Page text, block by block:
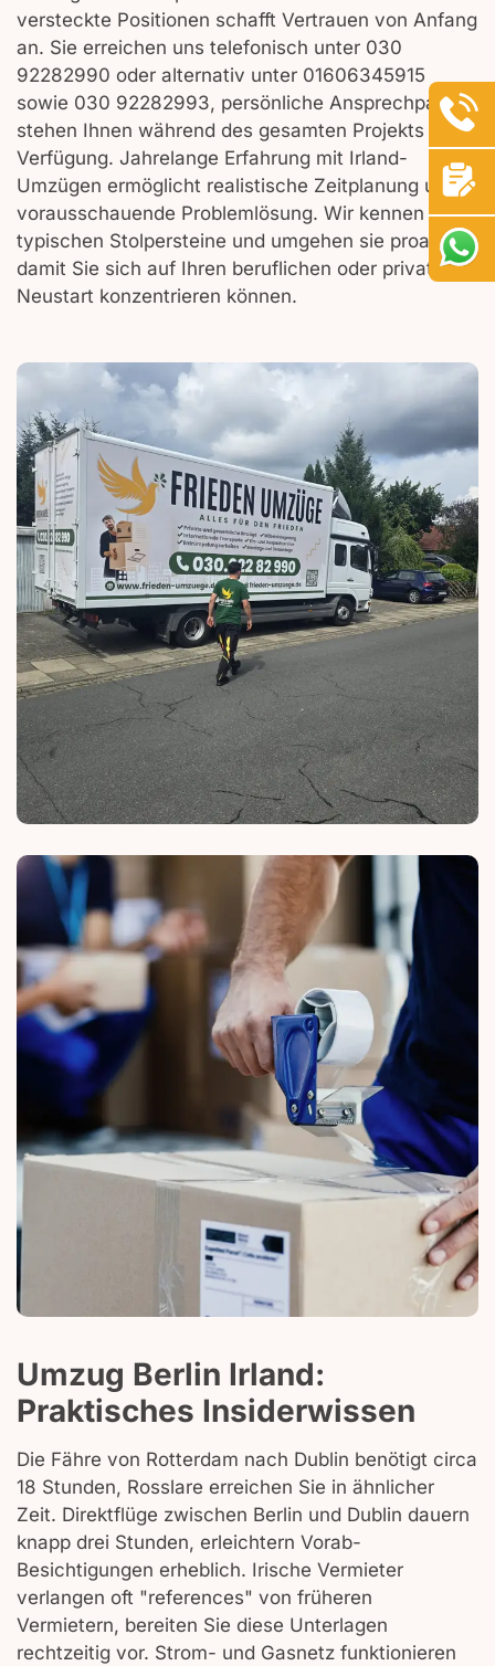
versteckte Positionen schafft Vertrauen von Anfang
an. Sie erreichen uns telefonisch unter 030
92282990 oder alternativ unter 01606345915
sowie 030 92282993, persönliche Ansprechpartner
stehen Ihnen während des gesamten Projekts zur
Verfügung. Jahrelange Erfahrung mit Irland-
Umzügen ermöglicht realistische Zeitplanung und
vorausschauende Problemlösung. Wir kennen die
typischen Stolpersteine und umgehen sie proaktiv,
damit Sie sich auf Ihren beruflichen oder privaten
Neustart konzentrieren können.
Umzug Berlin Irland:
Praktisches Insiderwissen
Die Fähre von Rotterdam nach Dublin benötigt circa
18 Stunden, Rosslare erreichen Sie in ähnlicher
Zeit. Direktflüge zwischen Berlin und Dublin dauern
knapp drei Stunden, erleichtern Vorab-
Besichtigungen erheblich. Irische Vermieter
verlangen oft "references" von früheren
Vermietern, bereiten Sie diese Unterlagen
rechtzeitig vor. Strom- und Gasnetz funktionieren